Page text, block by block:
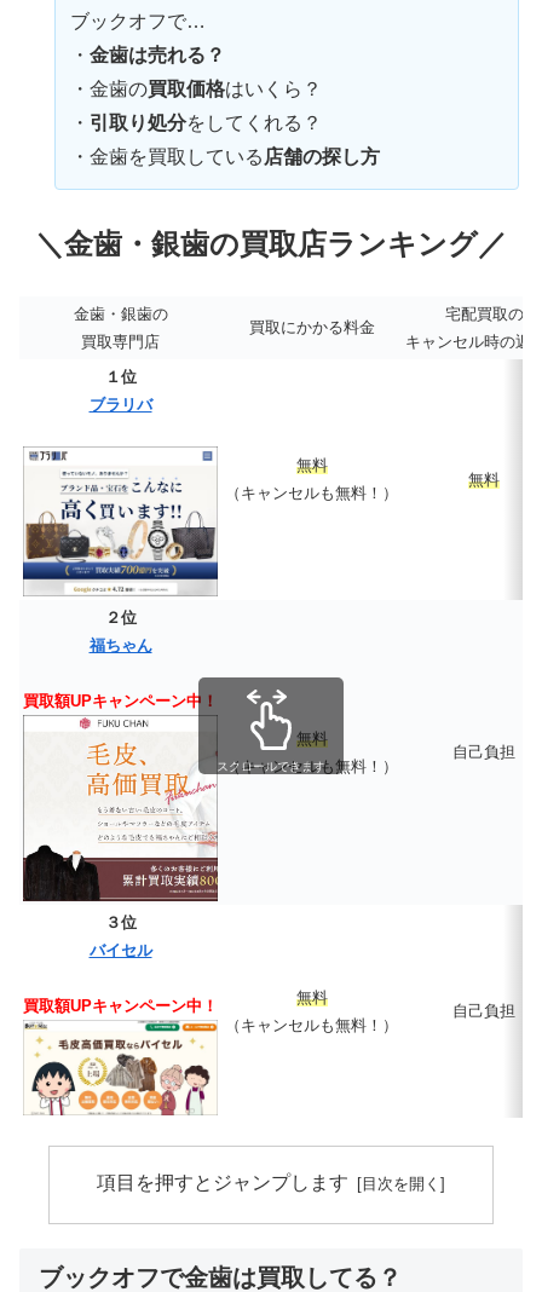
ブックオフで…
・金歯は売れる？
・金歯の買取価格はいくら？
・ 引取り処分をしてくれる？
・金歯を買取している店舗の探し方
＼金歯・銀歯の買取店ランキング／
金歯・銀歯の
買取専門店
買取にかかる料金
宅配買取の
キャンセル時の返
１位
ブラリバ
無料
（キャンセルも無料！）
無料
２位
福ちゃん
買取額UPキャンペーン中！
無料
（キャンセルも無料！）
自己負担
３位
バイセル
買取額UPキャンペーン中！
無料
（キャンセルも無料！）
自己負担
スクロールできます
項目を押すとジャンプします
ブックオフで金歯は買取してる？